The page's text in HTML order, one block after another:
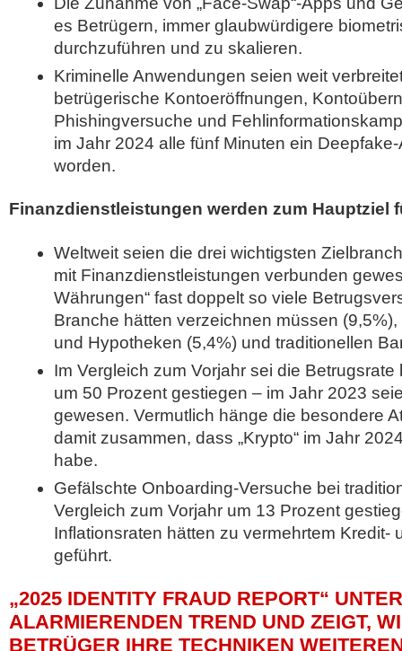
es Betrügern, immer glaubwürdigere
durchzuführen und zu skalieren.
Kriminelle Anwendungen seien weit
betrügerische Kontoeröffnungen,
Phishingversuche und
im Jahr 2024 alle fünf Minuten ein
worden.
Finanzdienstleistungen werden zum Hauptziel
Weltweit seien die drei wichtigsten
mit Finanzdienstleistungen verbunden
Währungen“ fast doppelt so viele
Branche hätten verzeichnen müssen
und Hypotheken (5,4%) und traditionellen
Im Vergleich zum Vorjahr sei die
um 50 Prozent gestiegen – im Jahr 2023
gewesen. Vermutlich hänge die besondere
damit zusammen, dass „Krypto“ im Jahr
habe.
Gefälschte Onboarding-Versuche bei
Vergleich zum Vorjahr um 13 Prozent
Inflationsraten hätten zu vermehrtem Kredit-
geführt.
„2025 IDENTITY FRAUD REPORT“
ALARMIERENDEN TREND UND ZEIGT,
BETRÜGER IHRE TECHNIKEN